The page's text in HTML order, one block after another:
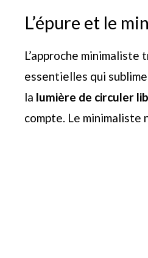
L’épure et le
L’approche
essentielles qui
la lumière de circuler
compte. Le minimaliste